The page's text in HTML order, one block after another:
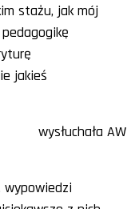
stażu, jak mój
jakieś
wysłuchała AW
wypowiedzi